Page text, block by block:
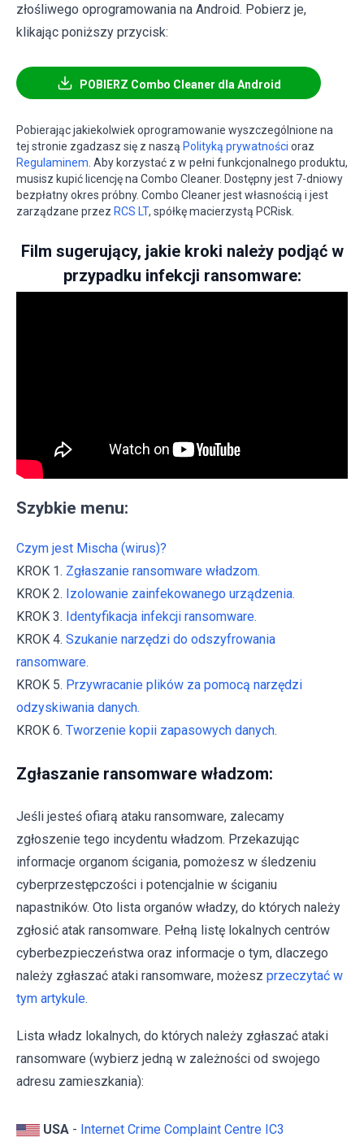
złośliwego oprogramowania na Android. Pobierz je,
klikając poniższy przycisk:
POBIERZ Combo Cleaner dla Android
Pobierając jakiekolwiek oprogramowanie wyszczególnione na
tej stronie zgadzasz się z naszą Polityką prywatności oraz
Regulaminem . Aby korzystać z w pełni funkcjonalnego produktu,
musisz kupić licencję na Combo Cleaner. Dostępny jest 7-dniowy
bezpłatny okres próbny. Combo Cleaner jest własnością i jest
zarządzane przez RCS LT, spółkę macierzystą PCRisk.
Film sugerujący, jakie kroki należy podjąć w
przypadku infekcji ransomware:
Szybkie menu:
Czym jest Mischa (wirus)?
KROK 1. Zgłaszanie ransomware władzom.
KROK 2. Izolowanie zainfekowanego urządzenia.
KROK 3. Identyfikacja infekcji ransomware.
KROK 4. Szukanie narzędzi do odszyfrowania
ransomware.
KROK 5. Przywracanie plików za pomocą narzędzi
odzyskiwania danych.
KROK 6. Tworzenie kopii zapasowych danych.
Zgłaszanie ransomware władzom:
Jeśli jesteś ofiarą ataku ransomware, zalecamy
zgłoszenie tego incydentu władzom. Przekazując
informacje organom ścigania, pomożesz w śledzeniu
cyberprzestępczości i potencjalnie w ściganiu
napastników. Oto lista organów władzy, do których należy
zgłosić atak ransomware. Pełną listę lokalnych centrów
cyberbezpieczeństwa oraz informacje o tym, dlaczego
należy zgłaszać ataki ransomware, możesz przeczytać w
tym artykule.
Lista władz lokalnych, do których należy zgłaszać ataki
ransomware (wybierz jedną w zależności od swojego
adresu zamieszkania):
USA - Internet Crime Complaint Centre IC3